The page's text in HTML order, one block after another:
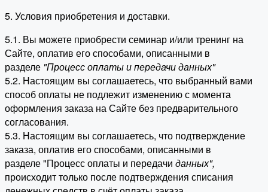
5. Условия приобретения и доставки.
5.1. Вы можете приобрести семинар и/или тренинг на
Сайте, оплатив его способами, описанными в
разделе "Процесс оплаты и передачи данных"
5.2. Настоящим вы соглашаетесь, что выбранный вами
способ оплаты не подлежит изменению с момента
оформления заказа на Сайте без предварительного
согласования.
5.3. Настоящим вы соглашаетесь, что подтверждение
заказа, оплатив его способами, описанными в
разделе "Процесс оплаты и передачи данных",
происходит только после подтверждения списания